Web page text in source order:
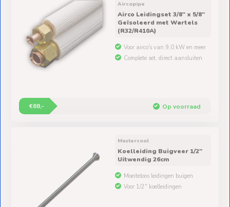
Aircopipe
Airco Leidingset 3/8" x 5/8"
Geïsoleerd met Wartels
(R32/R410A)
Voor airco's van 9,0 kW en meer
Complete set, direct aansluiten
€68,- Op voorraad
Mastercool
Koelleiding Buigveer 1/2"
Uitwendig 26cm
Moeiteloos leidingen buigen
Voor 1/2" koelleidingen